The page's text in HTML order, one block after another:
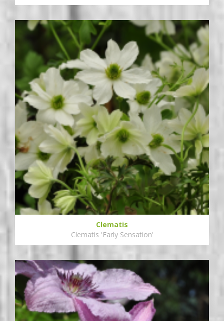
Clematis
Clematis 'Early Sensation'